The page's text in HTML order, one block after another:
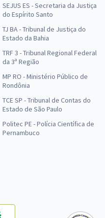
SEJUS ES - Secretaria da Justiça
do Espírito Santo
TJ BA - Tribunal de Justiça do
Estado da Bahia
TRF 3 - Tribunal Regional Federal
da 3ª Região
MP RO - Ministério Público de
Rondônia
TCE SP - Tribunal de Contas do
Estado de São Paulo
Politec PE - Polícia Científica de
Pernambuco